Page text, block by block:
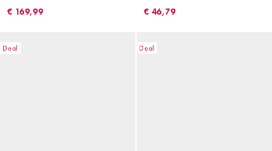
€ 169,99
€ 46,79
Deal Deal